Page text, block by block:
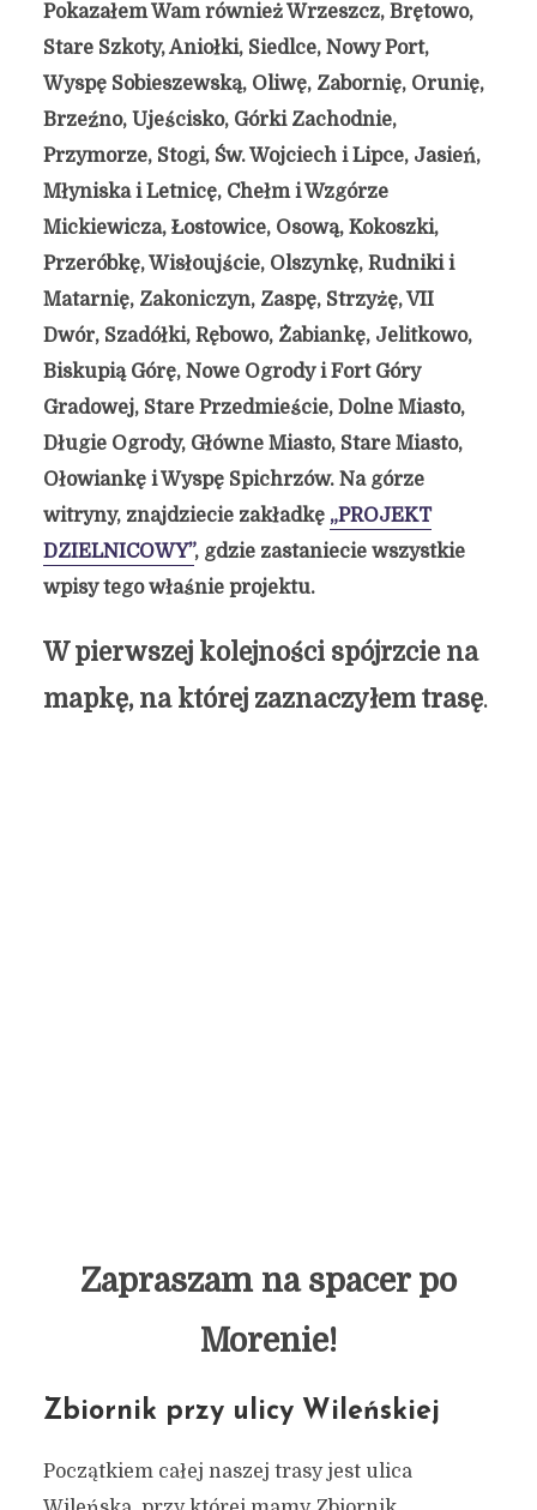
Pokazałem Wam również Wrzeszcz, Brętowo,
Stare Szkoty, Aniołki, Siedlce, Nowy Port,
Wyspę Sobieszewską, Oliwę, Zabornię, Orunię,
Brzeźno, Ujeścisko, Górki Zachodnie,
Przymorze, Stogi, Św. Wojciech i Lipce, Jasień,
Młyniska i Letnicę, Chełm i Wzgórze
Mickiewicza, Łostowice, Osową, Kokoszki,
Przeróbkę, Wisłoujście, Olszynkę, Rudniki i
Matarnię, Zakoniczyn, Zaspę, Strzyżę, VII
Dwór, Szadółki, Rębowo, Żabiankę, Jelitkowo,
Biskupią Górę, Nowe Ogrody i Fort Góry
Gradowej, Stare Przedmieście, Dolne Miasto,
Długie Ogrody, Główne Miasto, Stare Miasto,
Ołowiankę i Wyspę Spichrzów. Na górze
witryny, znajdziecie zakładkę „PROJEKT
DZIELNICOWY”, gdzie zastaniecie wszystkie
wpisy tego właśnie projektu.
W pierwszej kolejności spójrzcie na
mapkę, na której zaznaczyłem trasę.
Zapraszam na spacer po
Morenie!
Zbiornik przy ulicy Wileńskiej
Początkiem całej naszej trasy jest ulica